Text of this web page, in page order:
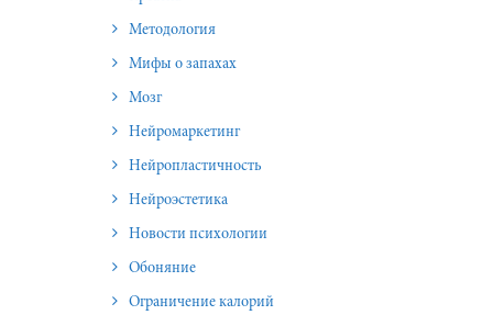
Методология
Мифы о запахах
Мозг
Нейромаркетинг
Нейропластичность
Нейроэстетика
Новости психологии
Обоняние
Ограничение калорий